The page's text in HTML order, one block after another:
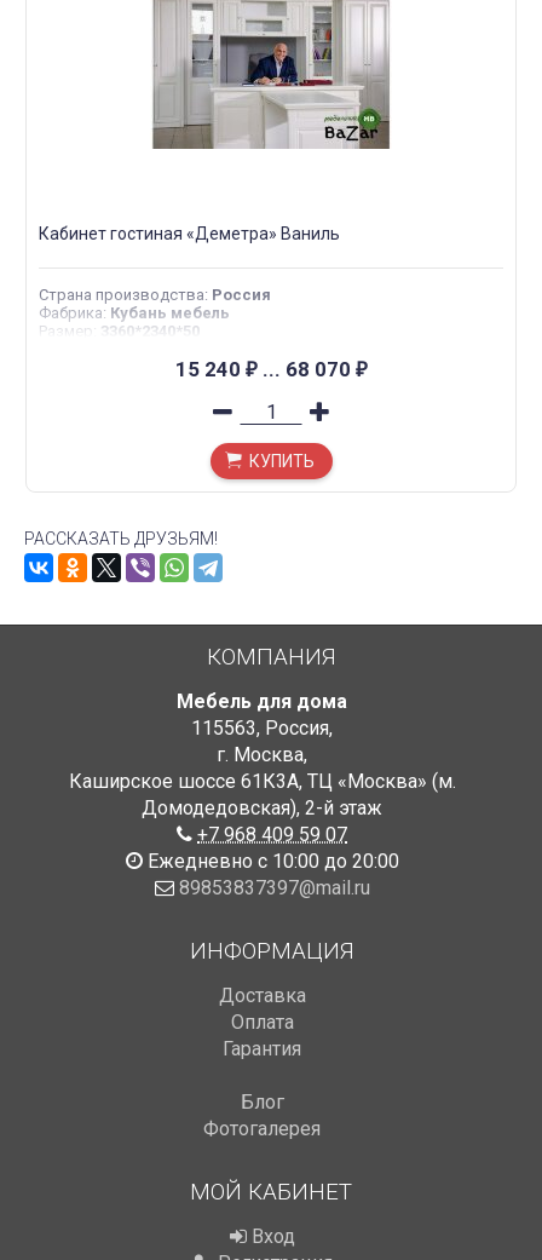
Кабинет гостиная «Деметра» Ваниль
Страна производства: Россия
Фабрика: Кубань мебель
Размер : 3360*2340*50
15 240 ₽... 68 070 ₽
КУПИТЬ
РАССКАЗАТЬ ДРУЗЬЯМ!
КОМПАНИЯ
Мебель для дома
115563, Россия,
г. Москва,
Каширское шоссе 61К3А, ТЦ «Москва» (м.
Домодедовская), 2-й этаж
+7 968 409 59 07
Ежедневно с 10:00 до 20:00
89853837397@mail.ru
ИНФОРМАЦИЯ
Доставка
Оплата
Гарантия
Блог
Фотогалерея
МОЙ КАБИНЕТ
Вход